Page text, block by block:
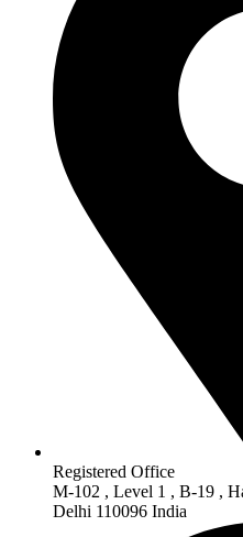
Registered Office
M-102 , Level 1 , B-19 ,
Delhi 110096 India